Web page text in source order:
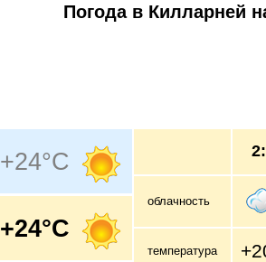
Погода в Килларней
+24°C
+24°C
облачность
температура